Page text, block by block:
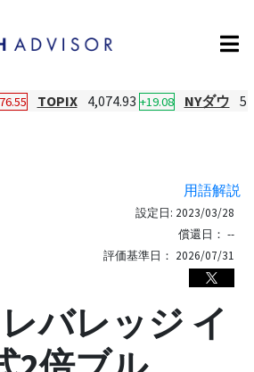
TOPIX 4,074.93 +19.08 NYダウ
用語解説
設定日: 2023/03/28
償還日： --
評価基準日： 2026/07/31
バレッジ イ